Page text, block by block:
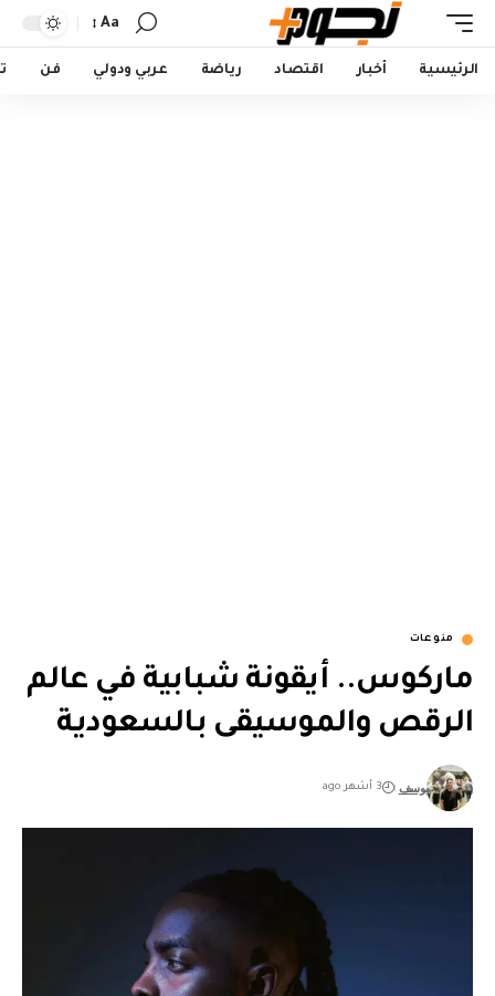
Resizer
Aa
الرئيسية أخبار اقتصاد رياضة عربي ودولي فن
منوعات
ماركوس.. أيقونة شبابية في عالم
الرقص والموسيقى بالسعودية
يوسف 3 أشهر ago